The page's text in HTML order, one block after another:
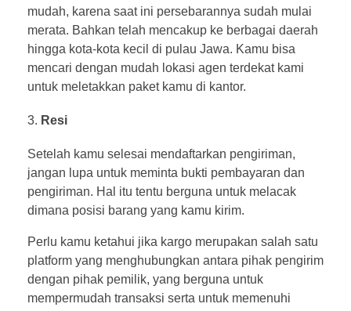
mudah, karena saat ini persebarannya sudah mulai
merata. Bahkan telah mencakup ke berbagai daerah
hingga kota-kota kecil di pulau Jawa. Kamu bisa
mencari dengan mudah lokasi agen terdekat kami
untuk meletakkan paket kamu di kantor.
Resi
Setelah kamu selesai mendaftarkan pengiriman,
jangan lupa untuk meminta bukti pembayaran dan
pengiriman. Hal itu tentu berguna untuk melacak
dimana posisi barang yang kamu kirim.
Perlu kamu ketahui jika kargo merupakan salah satu
platform yang menghubungkan antara pihak pengirim
dengan pihak pemilik, yang berguna untuk
mempermudah transaksi serta untuk memenuhi